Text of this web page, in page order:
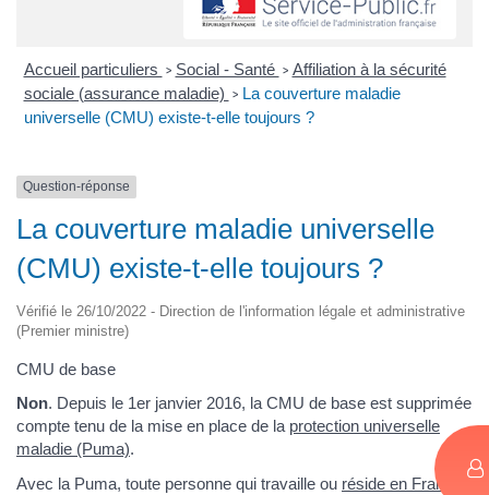
Accueil particuliers > Social - Santé > Affiliation à la sécurité
sociale (assurance maladie) > La couverture maladie
universelle (CMU) existe-t-elle toujours ?
Question-réponse
La couverture maladie universelle
(CMU) existe-t-elle toujours ?
Vérifié le 26/10/2022 - Direction de l'information légale et administrative
(Premier ministre)
CMU de base
Non. Depuis le 1er janvier 2016, la CMU de base est supprimée
compte tenu de la mise en place de la protection universelle
maladie (Puma).
Avec la Puma, toute personne qui travaille ou réside en France